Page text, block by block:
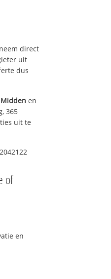
direct
uit
dus
en
365
uit te
of
en